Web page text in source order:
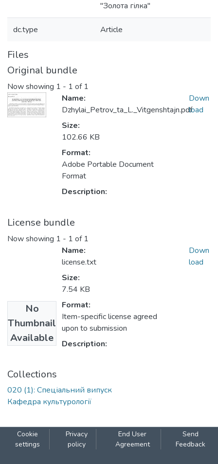
"Золота гілка"
dc.type Article
Files
Original bundle
Now showing 1 - 1 of 1
Name:
Dzhylai_Petrov_ta_L._Vitgenshtajn.pdf
Size:
102.66 KB
Format:
Adobe Portable Document
Format
Description:
Down
load
License bundle
Now showing 1 - 1 of 1
No
Thumbnail
Available
Name:
license.txt
Size:
7.54 KB
Format:
Item-specific license agreed
upon to submission
Description:
Down
load
Collections
020 (1): Спеціальний випуск
Кафедра культурології
Cookie
settings
Privacy
policy
End User
Agreement
Send
Feedback